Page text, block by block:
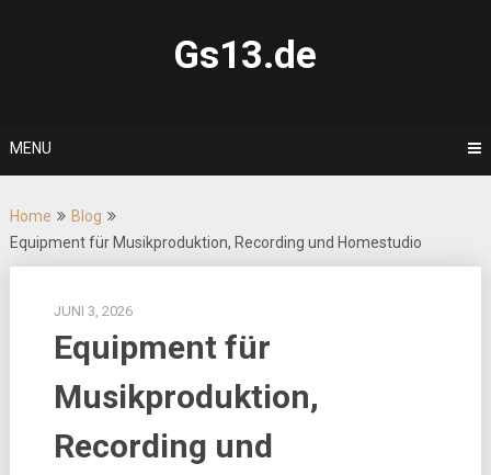
Gs13.de
MENU
Home
Blog
Equipment für Musikproduktion, Recording und Homestudio
JUNI 3, 2026
Equipment für
Musikproduktion,
Recording und